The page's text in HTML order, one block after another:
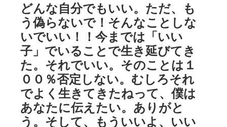
どんな自分でもいい。ただ、も
う偽らないで！そんなことしな
いでいい！！今までは「いい
子」でいることで生き延びてき
た。それでいい。そのことは１
００％否定しない。むしろそれ
でよく生きてきたねって、僕は
あなたに伝えたい。ありがと
う。そして、もういいよ、いい